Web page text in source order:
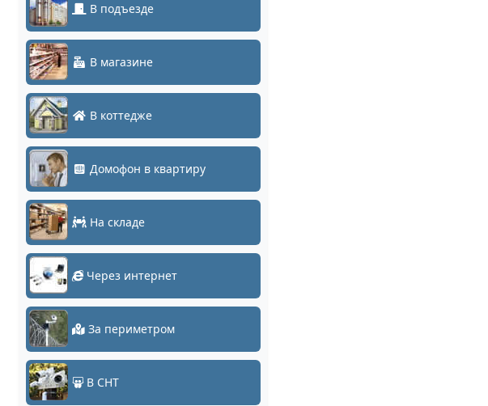
В подъезде
В магазине
В коттедже
Домофон в квартиру
На складе
Через интернет
За периметром
В СНТ